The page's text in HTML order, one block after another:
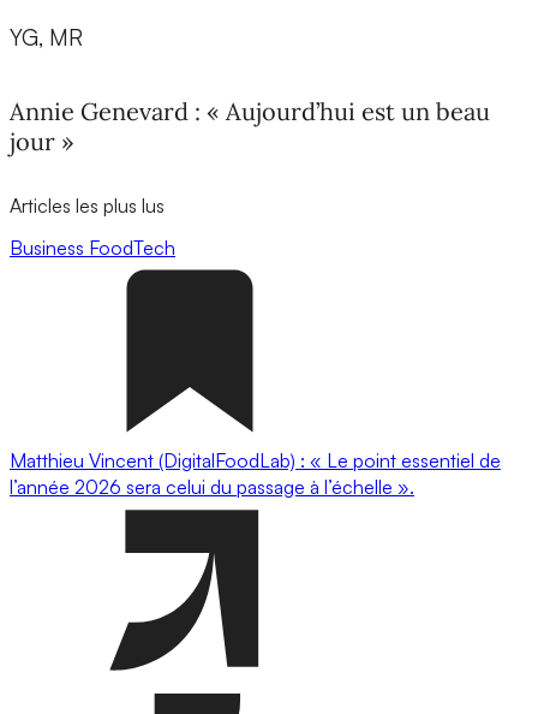
YG, MR
Annie Genevard : « Aujourd’hui est un beau
jour »
Articles les plus lus
Business FoodTech
Matthieu Vincent (DigitalFoodLab) : « Le point essentiel de
l’année 2026 sera celui du passage à l’échelle ».